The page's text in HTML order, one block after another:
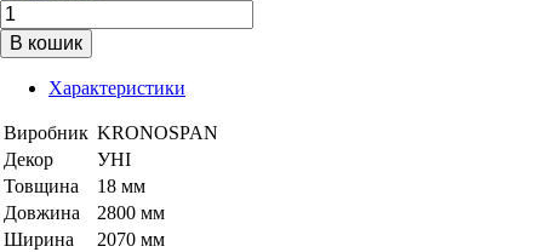
В кошик
Характеристики
Виробник KRONOSPAN
Декор
УНІ
Товщина
18 мм
Довжина
2800 мм
Ширина
2070 мм